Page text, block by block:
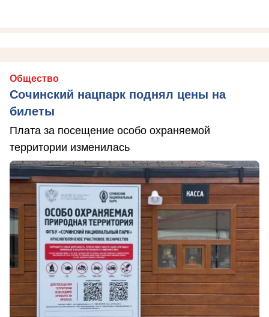
Общество
Сочинский нацпарк поднял цены на
билеты
Плата за посещение особо охраняемой
территории изменилась